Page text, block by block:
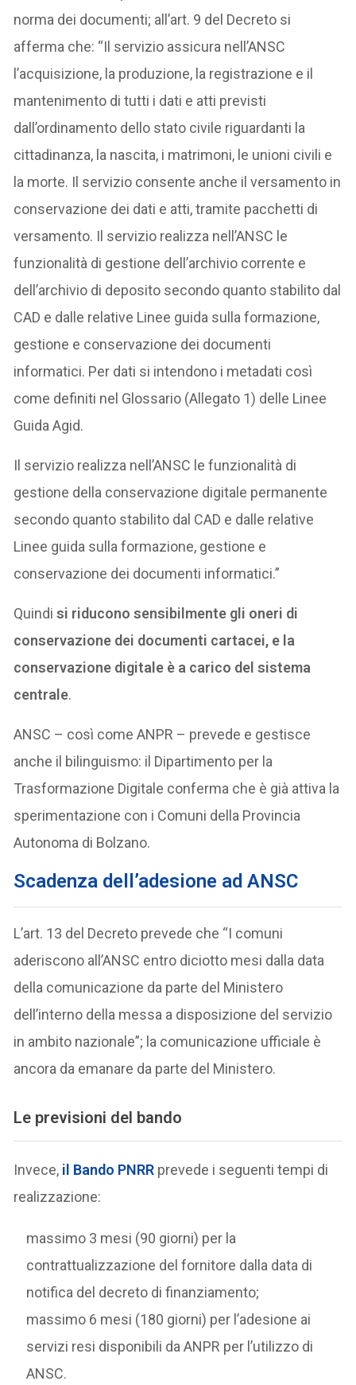
norma dei documenti; all’art. 9 del Decreto si
afferma che: “Il servizio assicura nell’ANSC
l’acquisizione, la produzione, la registrazione e il
mantenimento di tutti i dati e atti previsti
dall’ordinamento dello stato civile riguardanti la
cittadinanza, la nascita, i matrimoni, le unioni civili e
la morte. Il servizio consente anche il versamento in
conservazione dei dati e atti, tramite pacchetti di
versamento. Il servizio realizza nell’ANSC le
funzionalità di gestione dell’archivio corrente e
dell’archivio di deposito secondo quanto stabilito dal
CAD e dalle relative Linee guida sulla formazione,
gestione e conservazione dei documenti
informatici. Per dati si intendono i metadati così
come definiti nel Glossario (Allegato 1) delle Linee
Guida Agid.
Il servizio realizza nell’ANSC le funzionalità di
gestione della conservazione digitale permanente
secondo quanto stabilito dal CAD e dalle relative
Linee guida sulla formazione, gestione e
conservazione dei documenti informatici.”
Quindisi riducono sensibilmente gli oneri di
conservazione dei documenti cartacei, e la
conservazione digitale è a carico del sistema
centrale.
ANSC – così come ANPR – prevede e gestisce
anche il bilinguismo: il Dipartimento per la
Trasformazione Digitale conferma che è già attiva la
sperimentazione con i Comuni della Provincia
Autonoma di Bolzano.
Scadenza dell’adesione ad ANSC
L’art. 13 del Decreto prevede che “I comuni
aderiscono all’ANSC entro diciotto mesi dalla data
della comunicazione da parte del Ministero
dell’interno della messa a disposizione del servizio
in ambito nazionale”; la comunicazione ufficiale è
ancora da emanare da parte del Ministero.
Le previsioni del bando
Invece, il Bando PNRR prevede i seguenti tempi di
realizzazione:
massimo 3 mesi (90 giorni) per la
contrattualizzazione del fornitore dalla data di
notifica del decreto di finanziamento;
massimo 6 mesi (180 giorni) per l’adesione ai
servizi resi disponibili da ANPR per l’utilizzo di
ANSC.